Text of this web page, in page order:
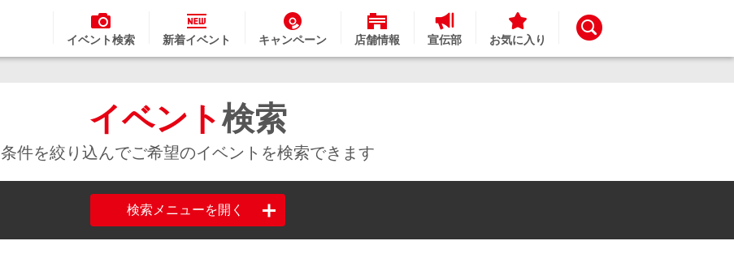
イベント検索 新着イベント キャンペーン 店舗情報 宣伝部 お気に入り
イベント検索
条件を絞り込んでご希望のイベントを検索できます
検索メニューを開く